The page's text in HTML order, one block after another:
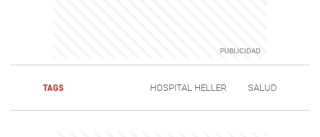
TAGS HOSPITAL HELLER SALUD